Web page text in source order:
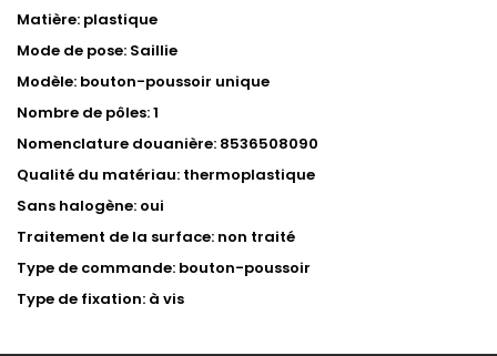
Matière: plastique
Mode de pose: Saillie
Modèle: bouton-poussoir unique
Nombre de pôles: 1
Nomenclature douanière: 8536508090
Qualité du matériau: thermoplastique
Sans halogène: oui
Traitement de la surface: non traité
Type de commande: bouton-poussoir
Type de fixation: à vis